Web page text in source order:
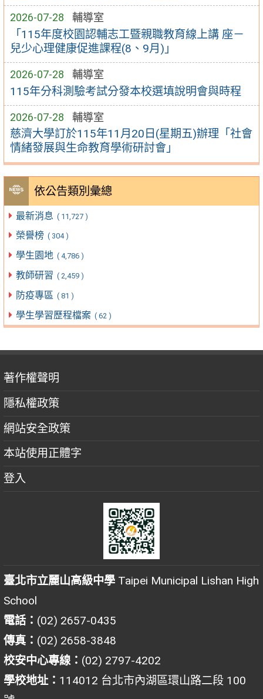
2026-07-28 輔導室
「115年度校園認輔志工暨親職教育線上講 座－
兒少心理健康促進課程(8、9月)」
2026-07-28 輔導室
115年分科測驗考試分發本校選填說明會與時程
2026-07-28 輔導室
慈濟大學訂於115年11月20日(星期五)辦理「社會
情緒發展與生命教育學術研討會」
依公告類別彙總
最新消息 ( 11,727 )
榮譽榜 ( 304 )
學生園地 ( 4,786 )
教師研習 ( 2,459 )
防疫專區 ( 81 )
學生學習歷程檔案 ( 62 )
著作權聲明
隱私權政策
網站安全政策
本站使用正體字
登入
臺北市立麗山高級中學 Taipei Municipal Lishan High
School
電話： (02) 2657-0435
傳真： (02) 2658-3848
校安中心專線： (02) 2797-4202
學校地址： 114012 台北市內湖區環山路二段 100